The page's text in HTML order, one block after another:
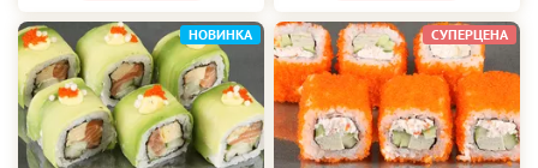
НОВИНКА СУПЕРЦЕНА